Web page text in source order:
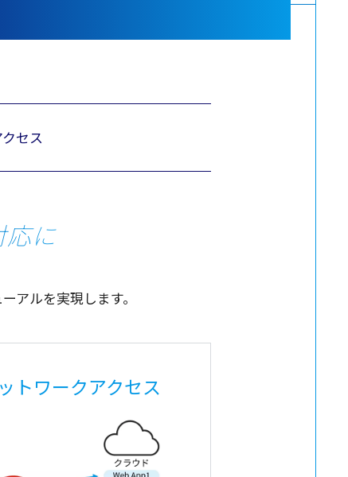
セス
応に
アルを実現します。
トワークアクセス